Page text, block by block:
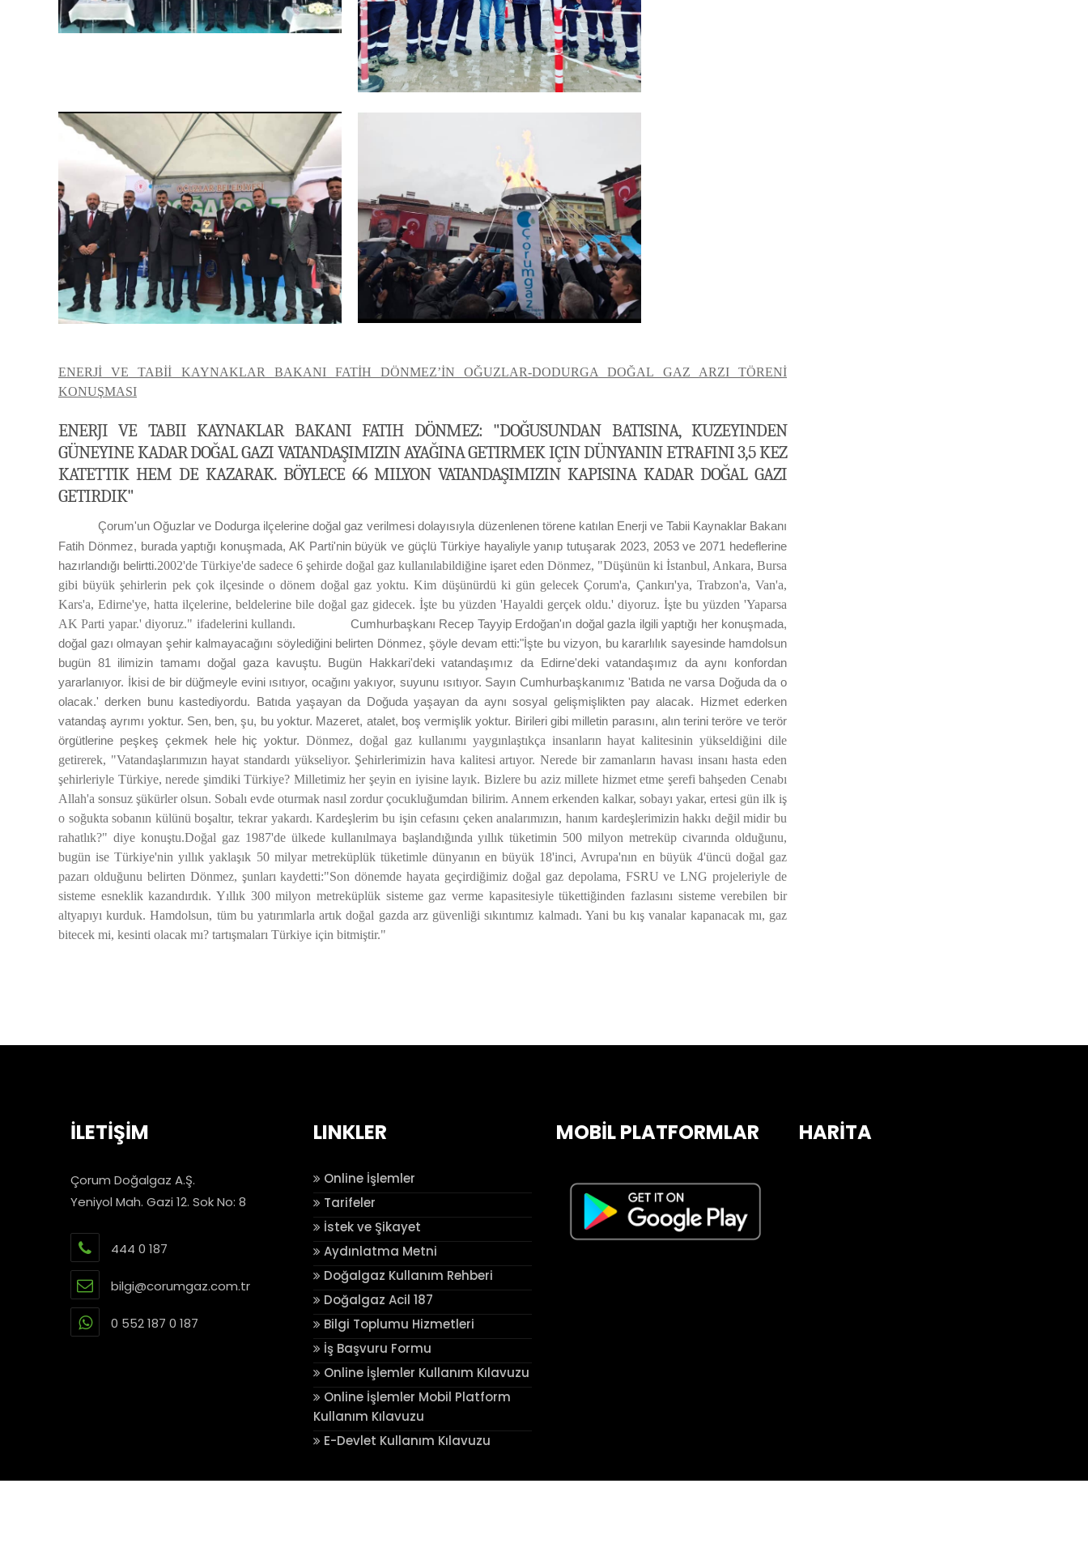
ENERJİ VE TABİİ KAYNAKLAR BAKANI FATİH DÖNMEZ’İN OĞUZLAR-DODURGA DOĞAL GAZ ARZI TÖRENİ
KONUŞMASI
ENERJI VE TABII KAYNAKLAR BAKANI FATIH DÖNMEZ: "DOĞUSUNDAN BATISINA, KUZEYINDEN
GÜNEYINE KADAR DOĞAL GAZI VATANDAŞIMIZIN AYAĞINA GETIRMEK IÇIN DÜNYANIN ETRAFINI 3,5 KEZ
KATETTIK HEM DE KAZARAK. BÖYLECE 66 MILYON VATANDAŞIMIZIN KAPISINA KADAR DOĞAL GAZI
GETIRDIK"
Çorum'un Oğuzlar ve Dodurga ilçelerine doğal gaz verilmesi dolayısıyla düzenlenen törene katılan Enerji ve Tabii Kaynaklar Bakanı
Fatih Dönmez, burada yaptığı konuşmada, AK Parti'nin büyük ve güçlü Türkiye hayaliyle yanıp tutuşarak 2023, 2053 ve 2071 hedeflerine
hazırlandığı belirtti.2002'de Türkiye'de sadece 6 şehirde doğal gaz kullanılabildiğine işaret eden Dönmez, "Düşünün ki İstanbul, Ankara, Bursa
gibi büyük şehirlerin pek çok ilçesinde o dönem doğal gaz yoktu. Kim düşünürdü ki gün gelecek Çorum'a, Çankırı'ya, Trabzon'a, Van'a,
Kars'a, Edirne'ye, hatta ilçelerine, beldelerine bile doğal gaz gidecek. İşte bu yüzden 'Hayaldi gerçek oldu.' diyoruz. İşte bu yüzden 'Yaparsa
AK Parti yapar.' diyoruz." ifadelerini kullandı.
Cumhurbaşkanı Recep Tayyip Erdoğan'ın doğal gazla ilgili yaptığı her konuşmada,
doğal gazı olmayan şehir kalmayacağını söylediğini belirten Dönmez, şöyle devam etti:"İşte bu vizyon, bu kararlılık sayesinde hamdolsun
bugün 81 ilimizin tamamı doğal gaza kavuştu. Bugün Hakkari'deki vatandaşımız da Edirne'deki vatandaşımız da aynı konfordan
yararlanıyor. İkisi de bir düğmeyle evini ısıtıyor, ocağını yakıyor, suyunu ısıtıyor. Sayın Cumhurbaşkanımız 'Batıda ne varsa Doğuda da o
olacak.' derken bunu kastediyordu. Batıda yaşayan da Doğuda yaşayan da aynı sosyal gelişmişlikten pay alacak. Hizmet ederken
vatandaş ayrımı yoktur. Sen, ben, şu, bu yoktur. Mazeret, atalet, boş vermişlik yoktur. Birileri gibi milletin parasını, alın terini teröre ve terör
örgütlerine peşkeş çekmek hele hiç yoktur.Dönmez, doğal gaz kullanımı yaygınlaştıkça insanların hayat kalitesinin yükseldiğini dile
getirerek, "Vatandaşlarımızın hayat standardı yükseliyor. Şehirlerimizin hava kalitesi artıyor. Nerede bir zamanların havası insanı hasta eden
şehirleriyle Türkiye, nerede şimdiki Türkiye? Milletimiz her şeyin en iyisine layık. Bizlere bu aziz millete hizmet etme şerefi bahşeden Cenabı
Allah'a sonsuz şükürler olsun. Sobalı evde oturmak nasıl zordur çocukluğumdan bilirim. Annem erkenden kalkar, sobayı yakar, ertesi gün ilk iş
o soğukta sobanın külünü boşaltır, tekrar yakardı. Kardeşlerim bu işin cefasını çeken analarımızın, hanım kardeşlerimizin hakkı değil midir bu
rahatlık?" diye konuştu.Doğal gaz 1987'de ülkede kullanılmaya başlandığında yıllık tüketimin 500 milyon metreküp civarında olduğunu,
bugün ise Türkiye'nin yıllık yaklaşık 50 milyar metreküplük tüketimle dünyanın en büyük 18'inci, Avrupa'nın en büyük 4'üncü doğal gaz
pazarı olduğunu belirten Dönmez, şunları kaydetti:"Son dönemde hayata geçirdiğimiz doğal gaz depolama, FSRU ve LNG projeleriyle de
sisteme esneklik kazandırdık. Yıllık 300 milyon metreküplük sisteme gaz verme kapasitesiyle tükettiğinden fazlasını sisteme verebilen bir
altyapıyı kurduk. Hamdolsun, tüm bu yatırımlarla artık doğal gazda arz güvenliği sıkıntımız kalmadı. Yani bu kış vanalar kapanacak mı, gaz
bitecek mi, kesinti olacak mı? tartışmaları Türkiye için bitmiştir."
İLETİŞİM
Çorum Doğalgaz A.Ş.
Yeniyol Mah. Gazi 12. Sok No: 8
444 0 187
bilgi@corumgaz.com.tr
0 552 187 0 187
LINKLER
Online İşlemler
Tarifeler
İstek ve Şikayet
Aydınlatma Metni
Doğalgaz Kullanım Rehberi
Doğalgaz Acil 187
Bilgi Toplumu Hizmetleri
İş Başvuru Formu
Online İşlemler Kullanım Kılavuzu
Online İşlemler Mobil Platform
Kullanım Kılavuzu
E-Devlet Kullanım Kılavuzu
MOBİL PLATFORMLAR HARİTA